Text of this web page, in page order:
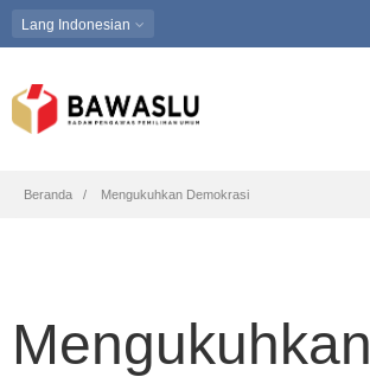
Lang Indonesian
Breadcrumb
Beranda Mengukuhkan Demokrasi
Mengukuhkan